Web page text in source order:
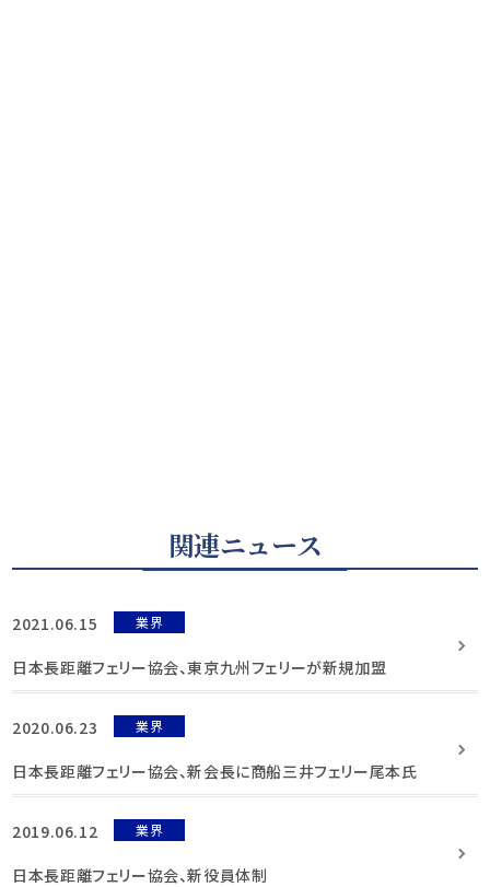
関連ニュース
2021.06.15 業界
日本長距離フェリー協会、東京九州フェリーが新規加盟
2020.06.23 業界
日本長距離フェリー協会、新会長に商船三井フェリー尾本氏
2019.06.12 業界
日本長距離フェリー協会、新役員体制